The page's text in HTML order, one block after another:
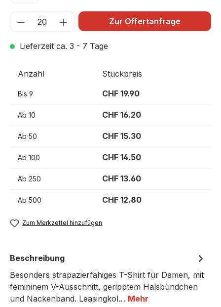
Zur Offertanfrage
Lieferzeit ca. 3 - 7 Tage
Anzahl Stückpreis
Bis 9 CHF 19.90
Ab 10 CHF 16.20
Ab 50 CHF 15.30
Ab 100 CHF 14.50
Ab 250 CHF 13.60
Ab 500 CHF 12.80
Zum Merkzettel hinzufügen
Beschreibung
Besonders strapazierfähiges T-Shirt für Damen, mit
femininem V-Ausschnitt, geripptem Halsbündchen
und Nackenband. Leasingkol… Mehr